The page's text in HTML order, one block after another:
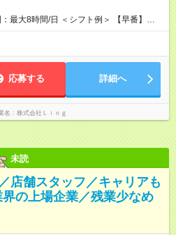
給与に、本採用時と異なる部分がありま
＜シフト例＞ 【早番】
◎それぞれのご事情に合わ
す！ ＼残業はありません！
ごすなど、プライベートもしっかり大切
だけます♪
応募する 詳細へ
名 株式会社Ｌｉｎｇ
未読
店舗スタッフ／キャリアも
の上場企業／残業少なめ